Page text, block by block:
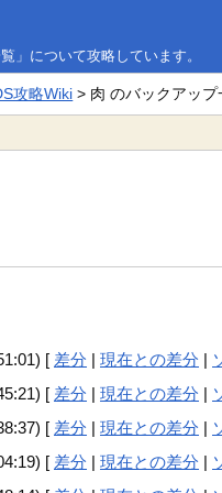
」について攻略しています。
攻略Wiki > 肉 のバックアップ
[ 差分 |現在との差分 |
[ 差分 |現在との差分 |
[ 差分 |現在との差分 |
[ 差分 |現在との差分 |